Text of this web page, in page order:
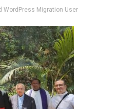
WordPress Migration User